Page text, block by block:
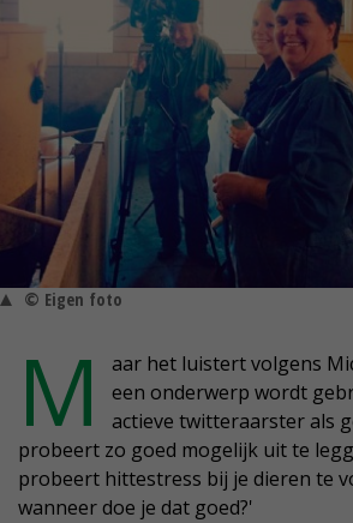
© Eigen foto
M
aar het luistert volgens
een onderwerp wordt
actieve twitteraarster als
probeert zo goed mogelijk uit te
probeert hittestress bij je dieren te
wanneer doe je dat goed?'